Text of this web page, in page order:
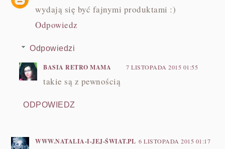
wydają się być fajnymi produktami :)
Odpowiedz
Odpowiedzi
BASIA RETRO MAMA 7 LISTOPADA 2015 01:55
takie są z pewnością
ODPOWIEDZ
WWW.NATALIA-I-JEJ-ŚWIAT.PL 6 LISTOPADA 2015 01:17